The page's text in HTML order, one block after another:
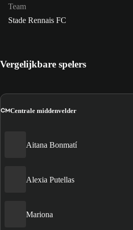
Team
Stade Rennais FC
Vergelijkbare spelers
CMCentrale middenvelder
Aitana Bonmatí
Alexia Putellas
Mariona